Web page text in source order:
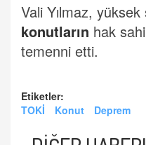
Vali Yılmaz,
konutların hak
temenni etti.
Etiketler:
TOKİ
Konut Deprem